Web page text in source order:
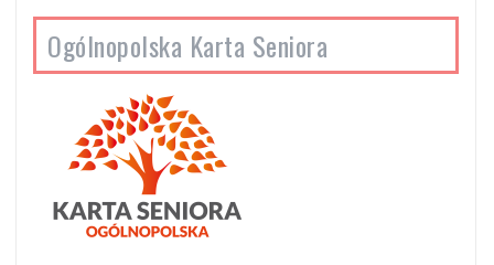
Ogólnopolska Karta Seniora